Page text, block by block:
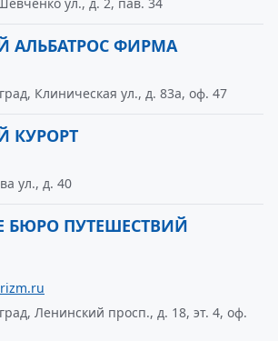
АЛЬБАТРОС ФИРМА
Клиническая ул., д. 83а, оф. 47
КУРОРТ
ул., д. 40
БЮРО ПУТЕШЕСТВИЙ
Ленинский просп., д. 18, эт. 4, оф.